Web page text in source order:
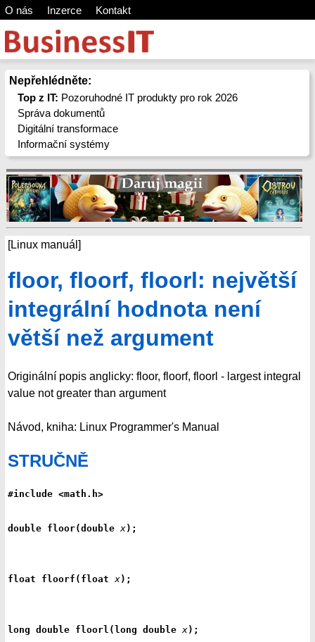
O nás Inzerce Kontakt
Nepřehlédněte:
Top z IT: Pozoruhodné IT produkty pro rok 2026
Správa dokumentů
Digitální transformace
Informační systémy
[Linux manuál]
floor, floorf, floorl: největší
integrální hodnota není
větší než argument
Originální popis anglicky: floor, floorf, floorl - largest integral
value not greater than argument
Návod, kniha: Linux Programmer's Manual
STRUČNĚ
#include <math.h>
double floor(double x);
float floorf(float x);
long double floorl(long double x);